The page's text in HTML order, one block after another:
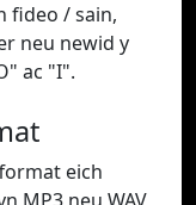
fideo / sain,
neu newid y
ac "I".
eich